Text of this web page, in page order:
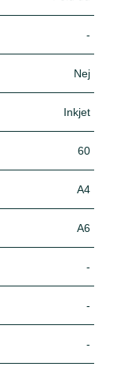
-
Nej
Inkjet
60
A4
A6
-
-
-